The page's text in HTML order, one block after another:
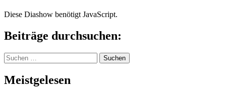
Diese Diashow benötigt JavaScript.
Beiträge durchsuchen:
Suchen
nach:
Meistgelesen